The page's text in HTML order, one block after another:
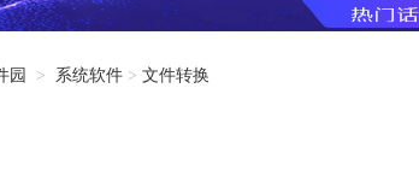
园 > 系统软件 > 文件转换